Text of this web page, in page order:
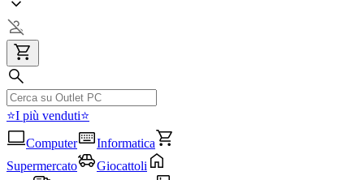
⭐I più venduti⭐
Computer
Informatica
Supermercato
Giocattoli